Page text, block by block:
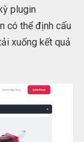
plugin
có thể định cấu
xuống kết quả